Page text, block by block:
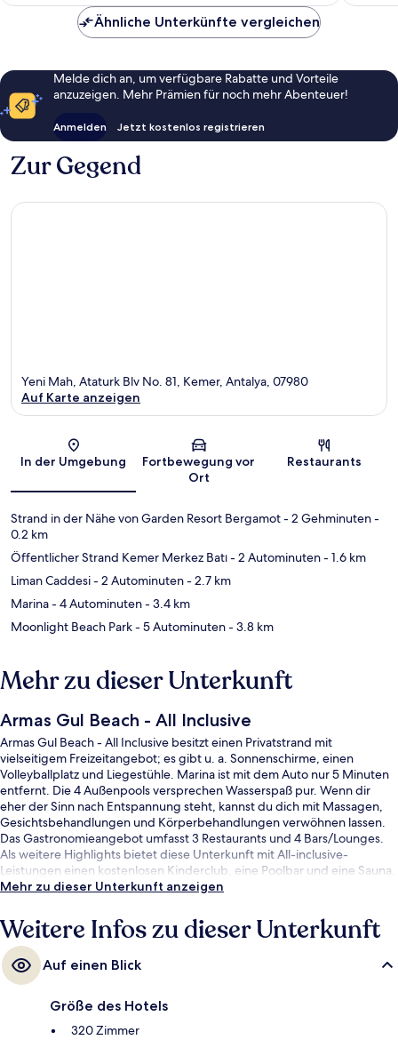
Ähnliche Unterkünfte vergleichen
Melde dich an, um verfügbare Rabatte und Vorteile
anzuzeigen. Mehr Prämien für noch mehr Abenteuer!
Anmelden Jetzt kostenlos registrieren
Zur Gegend
Karte
Yeni Mah, Ataturk Blv No. 81, Kemer, Antalya, 07980
Auf Karte anzeigen
In der Umgebung
Fortbewegung vor
Ort
Restaurants
Strand in der Nähe von Garden Resort Bergamot- 2 Gehminuten-
0.2 km
Öffentlicher Strand Kemer Merkez Batı- 2 Autominuten- 1.6 km
Liman Caddesi- 2 Autominuten- 2.7 km
Marina- 4 Autominuten- 3.4 km
Moonlight Beach Park- 5 Autominuten- 3.8 km
Mehr zu dieser Unterkunft
Armas Gul Beach - All Inclusive
Armas Gul Beach - All Inclusive besitzt einen Privatstrand mit
vielseitigem Freizeitangebot; es gibt u. a. Sonnenschirme, einen
Volleyballplatz und Liegestühle. Marina ist mit dem Auto nur 5 Minuten
entfernt. Die 4 Außenpools versprechen Wasserspaß pur. Wenn dir
eher der Sinn nach Entspannung steht, kannst du dich mit Massagen,
Gesichtsbehandlungen und Körperbehandlungen verwöhnen lassen.
Das Gastronomieangebot umfasst 3 Restaurants und 4 Bars/Lounges.
Als weitere Highlights bietet diese Unterkunft mit All-inclusive-
Leistungen einen kostenlosen Kinderclub, eine Poolbar und eine Sauna.
Mehr zu dieser Unterkunft anzeigen
Weitere Infos zu dieser Unterkunft
Auf einen Blick
Größe des Hotels
320 Zimmer